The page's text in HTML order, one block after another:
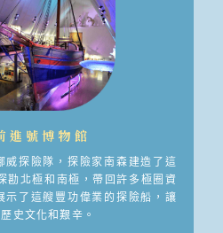
進號博物館
威探險隊，探險家南森建造了這
勘北極和南極，帶回許多極圈資
示了這艘豐功偉業的探險船，讓
史文化和艱辛。